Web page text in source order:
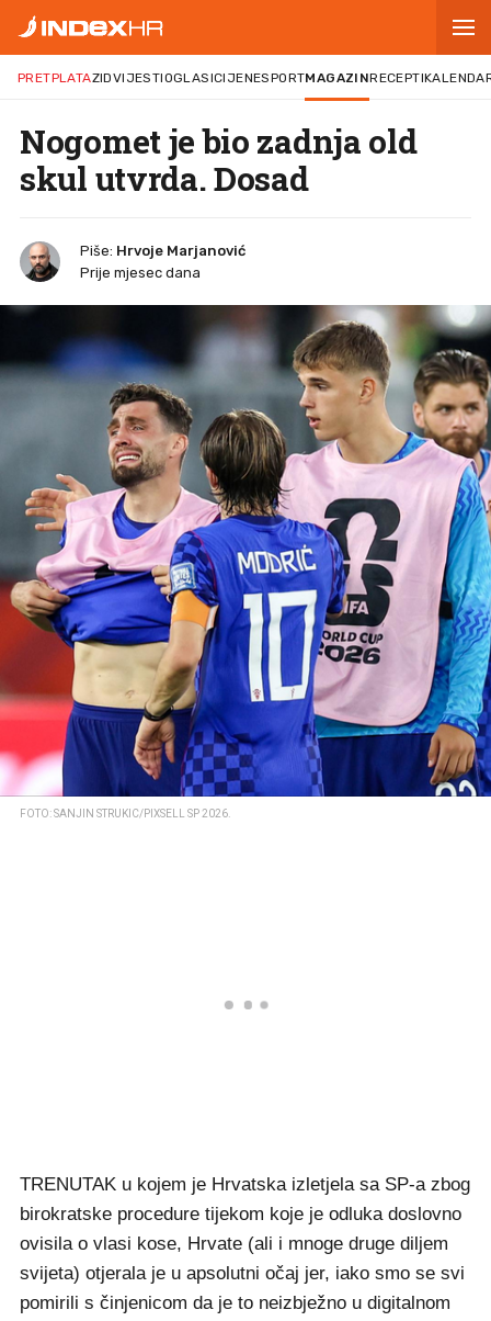
PRETPLATAZIDVIJESTIOGLASICIJENESPORTMAGAZINRECEPTI
Nogomet je bio zadnja old
skul utvrda. Dosad
Piše: Hrvoje Marjanović
Prije mjesec dana
FOTO: SANJIN STRUKIC/PIXSELL SP 2026.
TRENUTAK u kojem je Hrvatska izletjela sa SP-a zbog
birokratske procedure tijekom koje je odluka doslovno
ovisila o vlasi kose, Hrvate (ali i mnoge druge diljem
svijeta) otjerala je u apsolutni očaj jer, iako smo se svi
pomirili s činjenicom da je to neizbježno u digitalnom